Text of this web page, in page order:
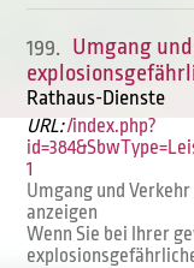
199. Umgang
Rathaus-Dienste
URL:/index.php?
1
Umgang und
anzeigen
Wenn Sie bei Ihrer